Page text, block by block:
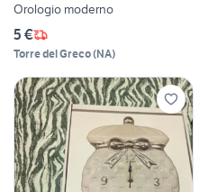
Orologio moderno
5 €
Torre del Greco(NA)